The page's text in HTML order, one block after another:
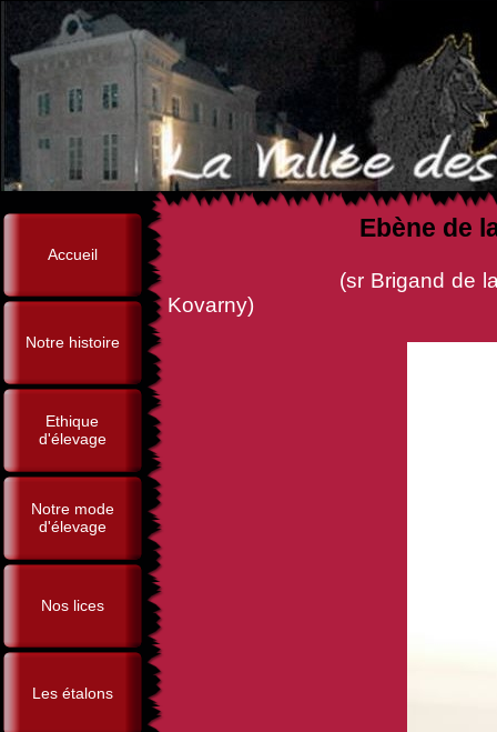
Accueil
Notre histoire
Ethique
d'élevage
Notre mode
d'élevage
Nos lices
Les étalons
Ebène de
(sr Brigand de la Vallée
Kovarny)